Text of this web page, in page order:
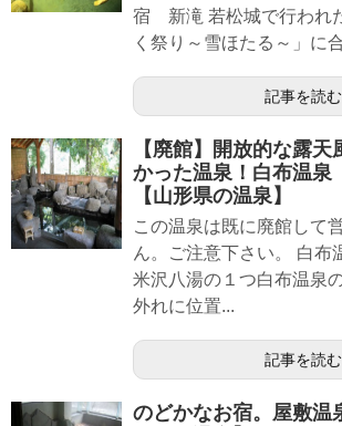
宿 新滝 若松城で行われ
く祭り～雪ほたる～」に
記事を読む
【廃館】開放的な露天
かった温泉！白布温
【山形県の温泉】
この温泉は既に廃館して
ん。ご注意下さい。 白
米沢八湯の１つ白布温泉
外れに位置...
記事を読む
のどかなお宿。屋敷